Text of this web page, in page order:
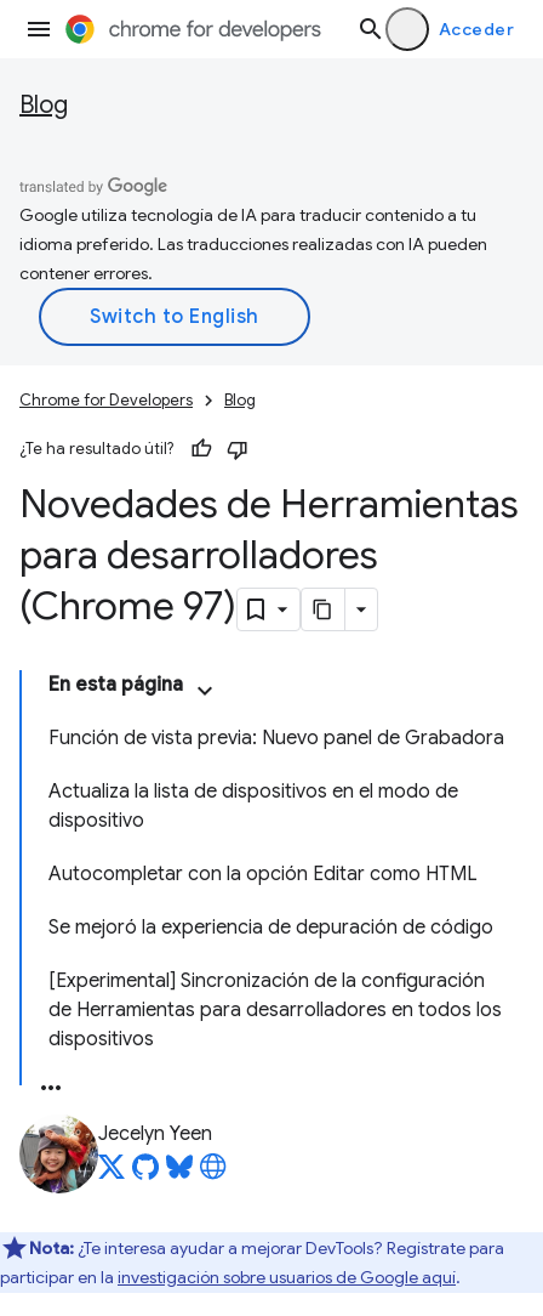
Acceder
Blog
Google utiliza tecnología de IA para traducir contenido a tu
idioma preferido. Las traducciones realizadas con IA pueden
contener errores.
Chrome for Developers Blog
¿Te ha resultado útil?
Novedades de Herramientas
para desarrolladores
(Chrome 97)
En esta página
Función de vista previa: Nuevo panel de Grabadora
Actualiza la lista de dispositivos en el modo de
dispositivo
Autocompletar con la opción Editar como HTML
Se mejoró la experiencia de depuración de código
[Experimental] Sincronización de la configuración
de Herramientas para desarrolladores en todos los
dispositivos
Jecelyn Yeen
Nota: ¿Te interesa ayudar a mejorar DevTools? Regístrate para
participar en la investigación sobre usuarios de Google aquí.